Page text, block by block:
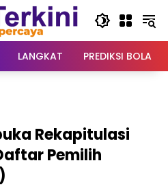
LANGKAT PREDIKSI BOLA
Rekapitulasi
Pemilih